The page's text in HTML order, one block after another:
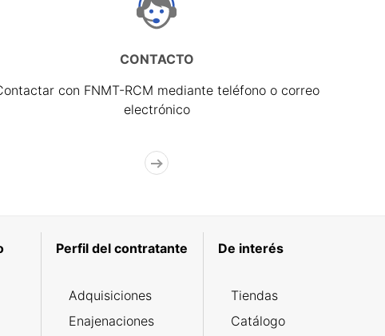
CONTACTO
con FNMT-RCM mediante teléfono o correo
electrónico
Perfil del contratante
Adquisiciones
Enajenaciones
De interés
Tiendas
Catálogo